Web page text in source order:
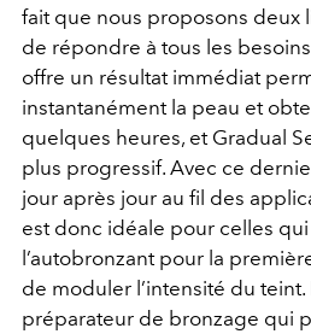
fait que nous proposons deux
de répondre à tous les
offre un résultat immédiat
instantanément la peau et
quelques heures, et Gradual
plus progressif. Avec ce
jour après jour au fil des
est donc idéale pour celles
l’autobronzant pour la
de moduler l’intensité du teint.
préparateur de bronzage qui